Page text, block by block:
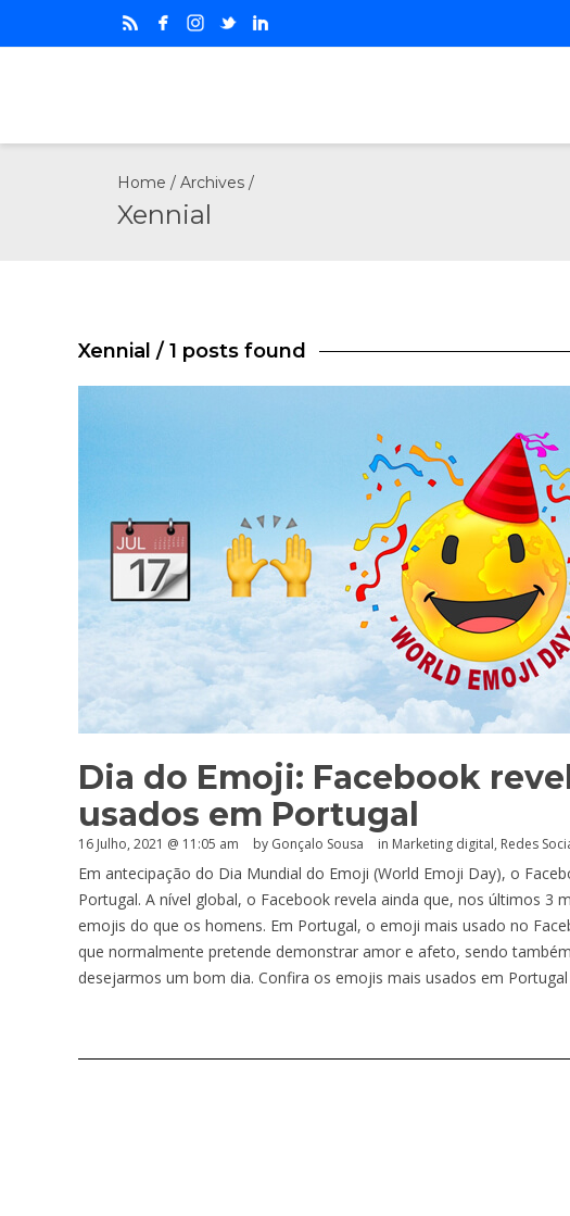
Home / Archives /
Xennial
Xennial / 1 posts found
Dia do Emoji: Facebook
usados em Portugal
16 Julho, 2021 @ 11:05 am by Gonçalo Sousa in Marketing digital, Redes
Em antecipação do Dia Mundial do Emoji (World Emoji Day), o
Portugal. A nível global, o Facebook revela ainda que, nos últimos 3
emojis do que os homens. Em Portugal, o emoji mais usado no
que normalmente pretende demonstrar amor e afeto, sendo
desejarmos um bom dia. Confira os emojis mais usados em